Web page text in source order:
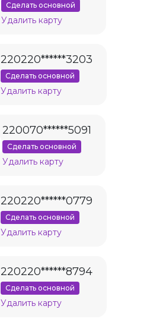
Сделать основной
Удалить карту
220220******3203
Сделать основной
Удалить карту
220070******5091
Сделать основной
Удалить карту
220220******0779
Сделать основной
Удалить карту
220220******8794
Сделать основной
Удалить карту